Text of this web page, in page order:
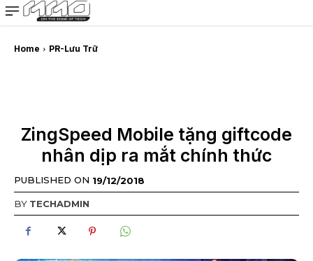
MMOSITE - Thông tin công nghệ
Bài viết nổi bật
Home PR-Lưu Trữ
ZingSpeed Mobile tặng giftcode
nhân dịp ra mắt chính thức
PUBLISHED ON 19/12/2018
BY TECHADMIN